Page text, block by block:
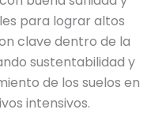
para lograr altos
clave dentro de la
sustentabilidad y
de los suelos en
intensivos.